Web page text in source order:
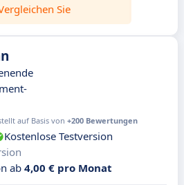
Sie
auf Basis von +200 Bewertungen
Kostenlose Testversion
ab 4,00 € pro Monat